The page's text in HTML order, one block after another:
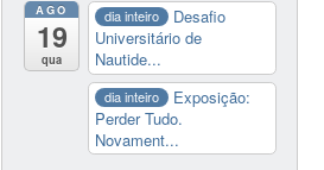
AGO
19
qua
dia inteiro
Desafio
Universitário de
Nautide...
dia inteiro
Exposição:
Perder Tudo.
Novament...